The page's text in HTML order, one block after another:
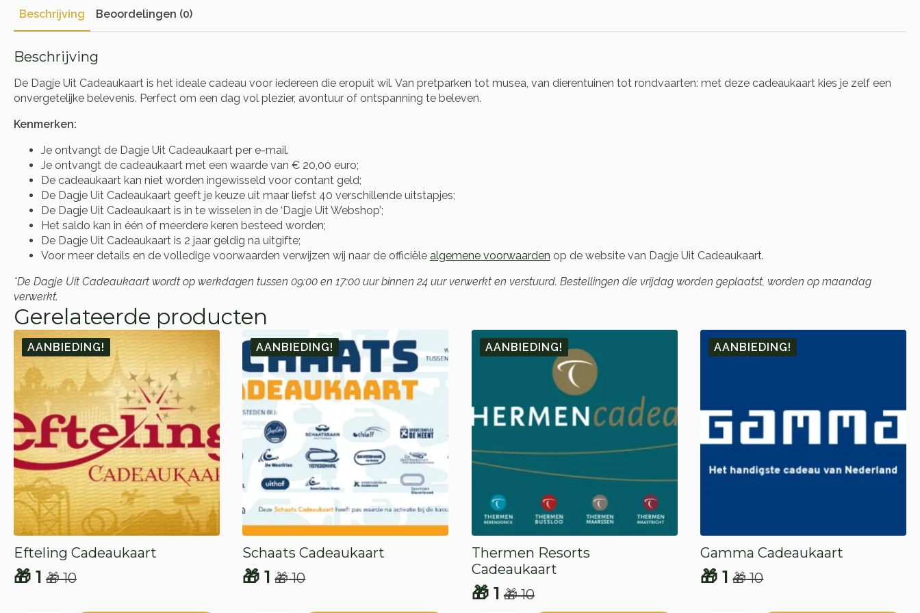
Beschrijving Beoordelingen (0)
Beschrijving
De Dagje Uit Cadeaukaart is het ideale cadeau voor iedereen die eropuit wil. Van pretparken tot musea, van dierentuinen tot rondvaarten: met deze cadeaukaart kies je zelf een
onvergetelijke belevenis. Perfect om een dag vol plezier, avontuur of ontspanning te beleven.
Kenmerken:
Je ontvangt de Dagje Uit Cadeaukaart per e-mail.
Je ontvangt de cadeaukaart met een waarde van € 20,00 euro;
De cadeaukaart kan niet worden ingewisseld voor contant geld;
De Dagje Uit Cadeaukaart geeft je keuze uit maar liefst 40 verschillende uitstapjes;
De Dagje Uit Cadeaukaart is in te wisselen in de ‘Dagje Uit Webshop’;
Het saldo kan in één of meerdere keren besteed worden;
De Dagje Uit Cadeaukaart is 2 jaar geldig na uitgifte;
Voor meer details en de volledige voorwaarden verwijzen wij naar de officiële algemene voorwaarden op de website van Dagje Uit Cadeaukaart.
*De Dagje Uit Cadeaukaart wordt op werkdagen tussen 09:00 en 17:00 uur binnen 24 uur verwerkt en verstuurd. Bestellingen die vrijdag worden geplaatst, worden op maandag
verwerkt.
Gerelateerde producten
AANBIEDING!
Efteling Cadeaukaart
🎁10
Oorspronkelijke
🎁 1
Huidige
AANBIEDING!
Schaats Cadeaukaart
🎁10
Oorspronkelijke
🎁 1
Huidige
AANBIEDING!
Thermen Resorts
Cadeaukaart
🎁10
Oorspronkelijke
🎁1
Huidige
AANBIEDING!
Gamma Cadeaukaart
🎁10
Oorspronkelijke
🎁 1
Huidige